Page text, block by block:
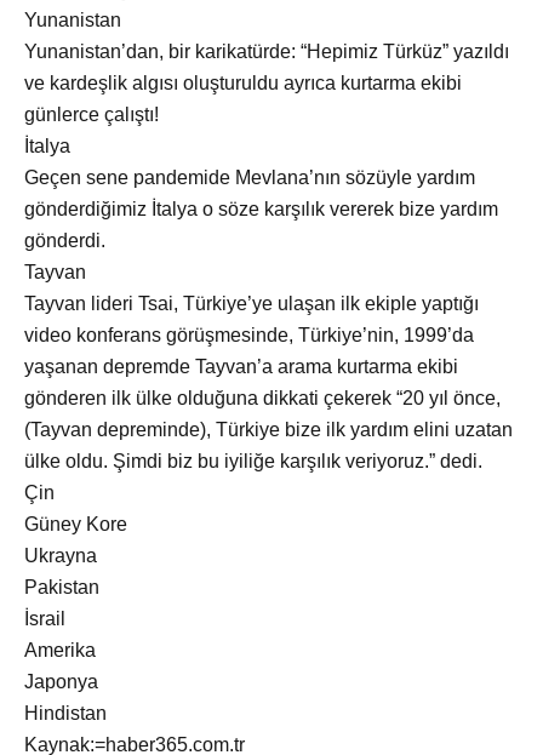
Yunanistan
Yunanistan’dan, bir karikatürde: “Hepimiz Türküz” yazıldı
ve kardeşlik algısı oluşturuldu ayrıca kurtarma ekibi
günlerce çalıştı!
İtalya
Geçen sene pandemide Mevlana’nın sözüyle yardım
gönderdiğimiz İtalya o söze karşılık vererek bize yardım
gönderdi.
Tayvan
Tayvan lideri Tsai, Türkiye’ye ulaşan ilk ekiple yaptığı
video konferans görüşmesinde, Türkiye’nin, 1999’da
yaşanan depremde Tayvan’a arama kurtarma ekibi
gönderen ilk ülke olduğuna dikkati çekerek “20 yıl önce,
(Tayvan depreminde), Türkiye bize ilk yardım elini uzatan
ülke oldu. Şimdi biz bu iyiliğe karşılık veriyoruz.” dedi.
Çin
Güney Kore
Ukrayna
Pakistan
İsrail
Amerika
Japonya
Hindistan
Kaynak:=haber365.com.tr